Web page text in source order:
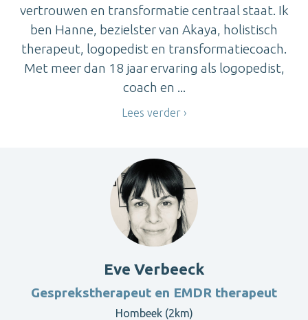
vertrouwen en transformatie centraal staat. Ik
ben Hanne, bezielster van Akaya, holistisch
therapeut, logopedist en transformatiecoach.
Met meer dan 18 jaar ervaring als logopedist,
coach en ...
Lees verder
Eve Verbeeck
Gesprekstherapeut en EMDR therapeut
Hombeek (2km)